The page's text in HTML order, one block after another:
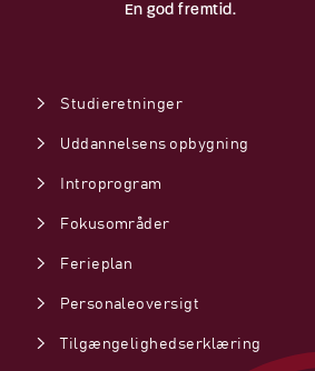
En god fremtid.
Studieretninger
Uddannelsens opbygning
Introprogram
Fokusområder
Ferieplan
Personaleoversigt
Tilgængelighedserklæring